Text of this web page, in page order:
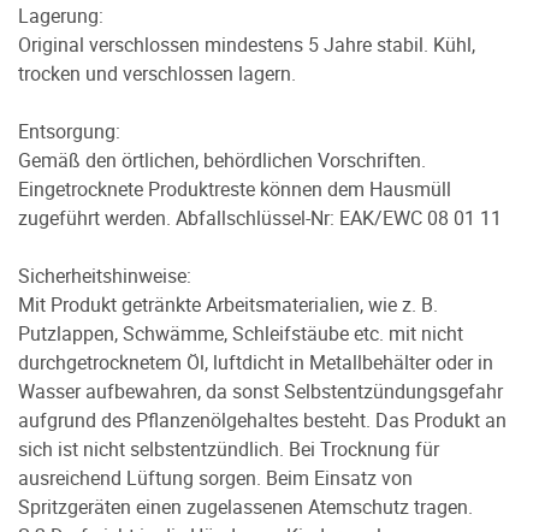
Lagerung:
Original verschlossen mindestens 5 Jahre stabil. Kühl,
trocken und verschlossen lagern.
Entsorgung:
Gemäß den örtlichen, behördlichen Vorschriften.
Eingetrocknete Produktreste können dem Hausmüll
zugeführt werden. Abfallschlüssel-Nr: EAK/EWC 08 01 11
Sicherheitshinweise:
Mit Produkt getränkte Arbeitsmaterialien, wie z. B.
Putzlappen, Schwämme, Schleifstäube etc. mit nicht
durchgetrocknetem Öl, luftdicht in Metallbehälter oder in
Wasser aufbewahren, da sonst Selbstentzündungsgefahr
aufgrund des Pflanzenölgehaltes besteht. Das Produkt an
sich ist nicht selbstentzündlich. Bei Trocknung für
ausreichend Lüftung sorgen. Beim Einsatz von
Spritzgeräten einen zugelassenen Atemschutz tragen.